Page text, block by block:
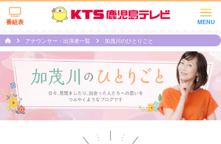
MENU
番組表
アナウンサー・出演者一覧 加茂川のひとりごと